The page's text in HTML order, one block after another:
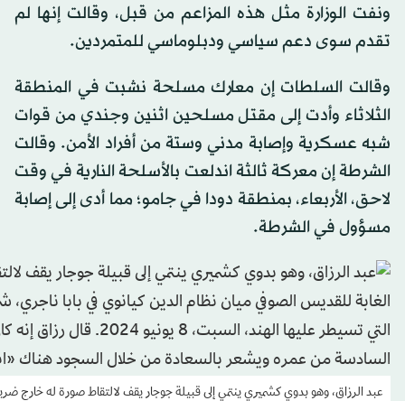
ونفت الوزارة مثل هذه المزاعم من قبل، وقالت إنها لم
تقدم سوى دعم سياسي ودبلوماسي للمتمردين.
وقالت السلطات إن معارك مسلحة نشبت في المنطقة
الثلاثاء وأدت إلى مقتل مسلحين اثنين وجندي من قوات
شبه عسكرية وإصابة مدني وستة من أفراد الأمن. وقالت
الشرطة إن معركة ثالثة اندلعت بالأسلحة النارية في وقت
لاحق، الأربعاء، بمنطقة دودا في جامو؛ مما أدى إلى إصابة
مسؤول في الشرطة.
عبد الرزاق، وهو بدوي كشميري ينتمي إلى قبيلة جوجار يقف لالتقاط صورة له خارج